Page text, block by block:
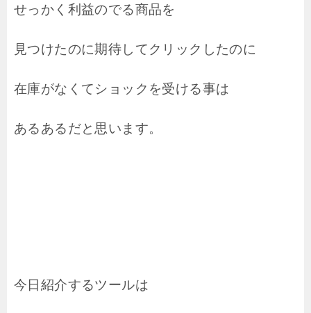
せっかく利益のでる商品を
見つけたのに期待してクリックしたのに
在庫がなくてショックを受ける事は
あるあるだと思います。
今日紹介するツールは